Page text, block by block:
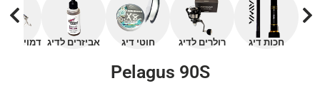
חכות דיג רולרים לדיג חוטי דיג אביזרים לדיג דמויים
Pelagus 90S